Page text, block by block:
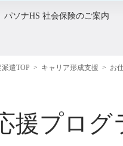
パソナHS 社会保険のご案内
遣TOP > キャリア形成支援 > お
援プログ